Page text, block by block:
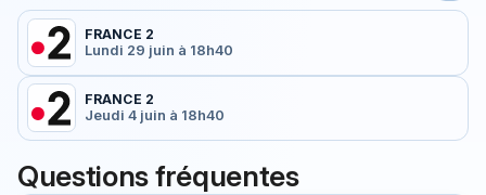
FRANCE 2
Lundi 29 juin à 18h40
FRANCE 2
Jeudi 4 juin à 18h40
Questions fréquentes